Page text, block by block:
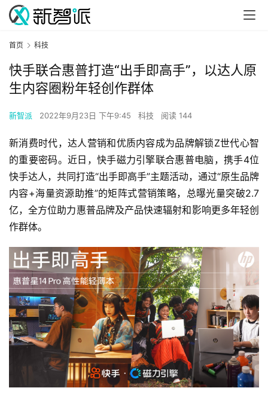
首页 科技
快手联合惠普打造“出手即高手”，以达人原
生内容圈粉年轻创作群体
新智派 2022年9月23日 下午9:45 科技 阅读 144
新消费时代，达人营销和优质内容成为品牌解锁Z世代心智
的重要密码。近日，快手磁力引擎联合惠普电脑，携手4位
快手达人，共同打造“出手即高手”主题活动，通过“原生品牌
内容+海量资源助推”的矩阵式营销策略，总曝光量突破2.7
亿，全方位助力惠普品牌及产品快速辐射和影响更多年轻创
作群体。